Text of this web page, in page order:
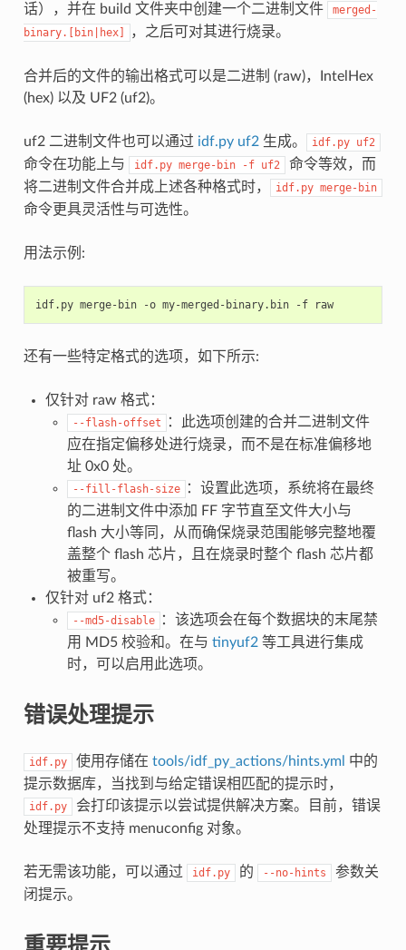
话），并在 build 文件夹中创建一个二进制文件
merged-
binary.[bin|hex]
，之后可对其进行烧录。
合并后的文件的输出格式可以是二进制 (raw)，IntelHex
(hex) 以及 UF2 (uf2)。
uf2 二进制文件也可以通过 idf.py uf2生成。 idf.py uf2
命令在功能上与 idf.py merge-bin -f uf2
命令等效，而
将二进制文件合并成上述各种格式时，
idf.py merge-bin
命令更具灵活性与可选性。
用法示例:
idf.py merge-bin -o my-merged-binary.bin -f raw
还有一些特定格式的选项，如下所示:
仅针对 raw 格式：
--flash-offset
：此选项创建的合并二进制文件
应在指定偏移处进行烧录，而不是在标准偏移地
址 0x0 处。
--fill-flash-size
：设置此选项，系统将在最终
的二进制文件中添加 FF 字节直至文件大小与
flash 大小等同，从而确保烧录范围能够完整地覆
盖整个 flash 芯片，且在烧录时整个 flash 芯片都
被重写。
仅针对 uf2 格式：
--md5-disable
：该选项会在每个数据块的末尾禁
用 MD5 校验和。在与 tinyuf2等工具进行集成
时，可以启用此选项。
错误处理提示
idf.py 使用存储在 tools/idf_py_actions/hints.yml 中的
提示数据库，当找到与给定错误相匹配的提示时，
idf.py
会打印该提示以尝试提供解决方案。目前，错误
处理提示不支持 menuconfig 对象。
若无需该功能，可以通过 idf.py 的 --no-hints
参数关
闭提示。